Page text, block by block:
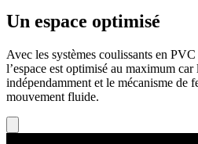
Un espace optimisé
Avec les systèmes coulissants en
l’espace est optimisé au maximum car
indépendamment et le mécanisme de
mouvement fluide.